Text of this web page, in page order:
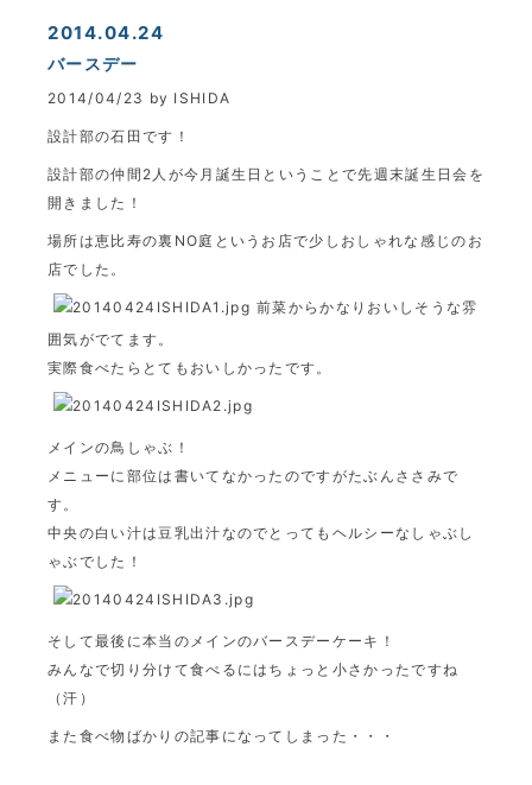
2014.04.24
バースデー
2014/04/23 by ISHIDA
設計部の石田です！
設計部の仲間2人が今月誕生日ということで先週末誕生日会を
開きました！
場所は恵比寿の裏NO庭というお店で少しおしゃれな感じのお
店でした。
前菜からかなりおいしそうな雰
囲気がでてます。
実際食べたらとてもおいしかったです。
メインの鳥しゃぶ！
メニューに部位は書いてなかったのですがたぶんささみで
す。
中央の白い汁は豆乳出汁なのでとってもヘルシーなしゃぶし
ゃぶでした！
そして最後に本当のメインのバースデーケーキ！
みんなで切り分けて食べるにはちょっと小さかったですね
（汗）
また食べ物ばかりの記事になってしまった・・・